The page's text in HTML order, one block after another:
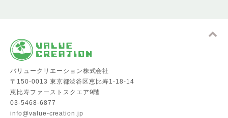
バリュークリエーション株式会社
〒150-0013 東京都渋谷区恵比寿1-18-14
恵比寿ファーストスクエア9階
03-5468-6877
info@value-creation.jp